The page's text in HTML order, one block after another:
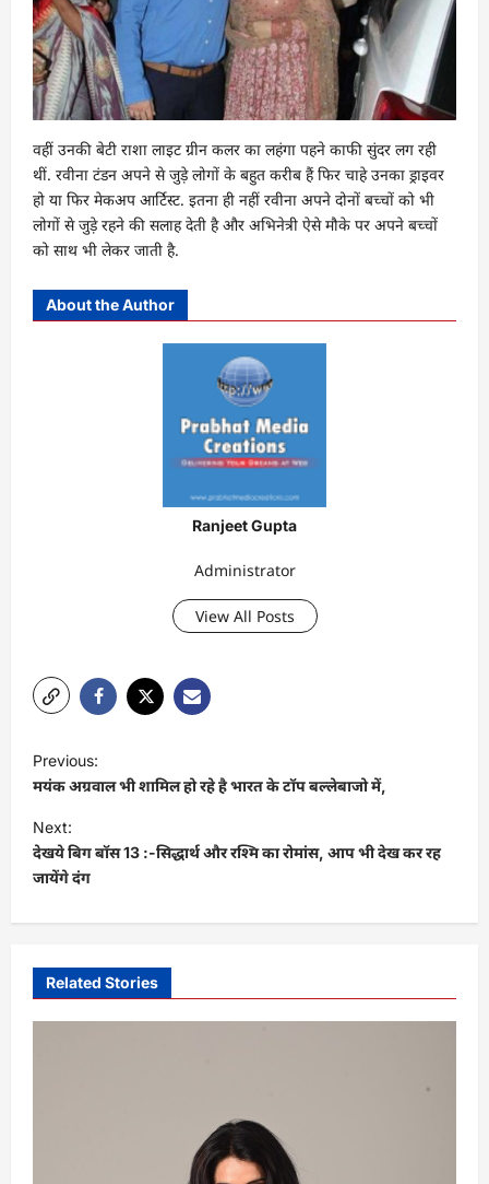
वहीं उनकी बेटी राशा लाइट ग्रीन कलर का लहंगा पहने काफी सुंदर लग रही
थीं. रवीना टंडन अपने से जुड़े लोगों के बहुत करीब हैं फिर चाहे उनका ड्राइवर
हो या फिर मेकअप आर्टिस्ट. इतना ही नहीं रवीना अपने दोनों बच्चों को भी
लोगों से जुड़े रहने की सलाह देती है और अभिनेत्री ऐसे मौके पर अपने बच्चों
को साथ भी लेकर जाती है.
About the Author
Ranjeet Gupta
Administrator
View All Posts
o
s
t
n
a
g
Previous:
मयंक अग्रवाल भी शामिल हो रहे है भारत के टॉप बल्लेबाजो में,
Next:
देखये बिग बॉस 13 :-सिद्धार्थ और रश्मि का रोमांस, आप भी देख कर रह
जायेंगे दंग
Related Stories